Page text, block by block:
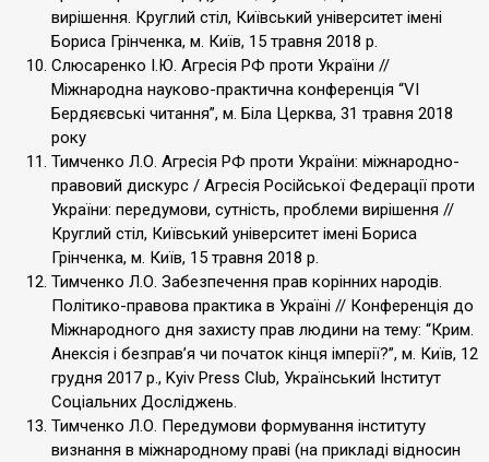
вирішення. Круглий стіл, Київський університет імені
Бориса Грінченка, м. Київ, 15 травня 2018 р.
Слюсаренко І.Ю. Агресія РФ проти України //
Міжнародна науково-практична конференція “VI
Бердяєвські читання”, м. Біла Церква, 31 травня 2018
року
Тимченко Л.О. Агресія РФ проти України: міжнародно-
правовий дискурс / Агресія Російської Федерації проти
України: передумови, сутність, проблеми вирішення //
Круглий стіл, Київський університет імені Бориса
Грінченка, м. Київ, 15 травня 2018 р.
Тимченко Л.О. Забезпечення прав корінних народів.
Політико-правова практика в Україні // Конференція до
Міжнародного дня захисту прав людини на тему: “Крим.
Анексія і безправ’я чи початок кінця імперії?”, м. Київ, 12
грудня 2017 р., Kyiv Press Club, Український Інститут
Соціальних Досліджень.
Тимченко Л.О. Передумови формування інституту
визнання в міжнародному праві (на прикладі відносин